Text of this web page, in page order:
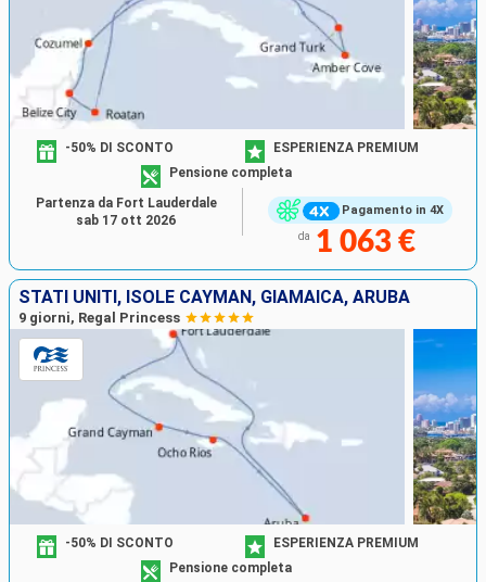
Pagamento in 4X
-50% DI SCONTO
ESPERIENZA PREMIUM
Pensione completa
da 1 063 €
Partenza da Fort Lauderdale
sab 17 ott 2026
STATI UNITI, ISOLE CAYMAN, GIAMAICA, ARUBA
9 giorni, Regal Princess
-50% DI SCONTO
ESPERIENZA PREMIUM
Pensione completa